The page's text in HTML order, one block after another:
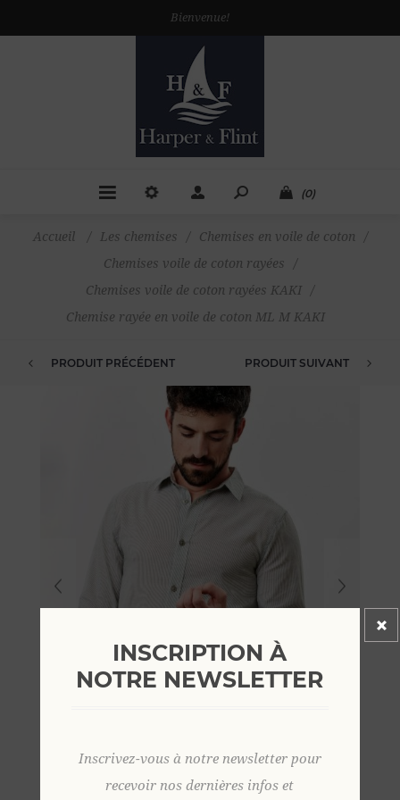
Bienvenue!
(0)
Accueil / Les chemises / Chemises en voile de coton
/
Chemises voile de coton rayées
/
Chemises voile de coton rayées KAKI
/
Chemise rayée en voile de coton ML M KAKI
PRODUIT PRÉCÉDENT PRODUIT SUIVANT
INSCRIPTION À
NOTRE NEWSLETTER
Inscrivez-vous à notre newsletter pour
recevoir nos dernières infos et